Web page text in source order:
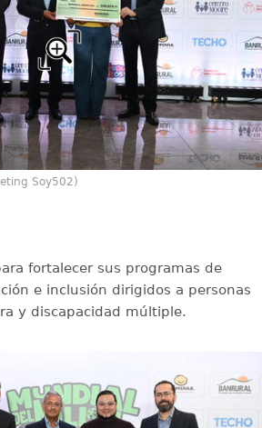
Soy502)
fortalecer sus programas de
e inclusión dirigidos a personas
y discapacidad múltiple.